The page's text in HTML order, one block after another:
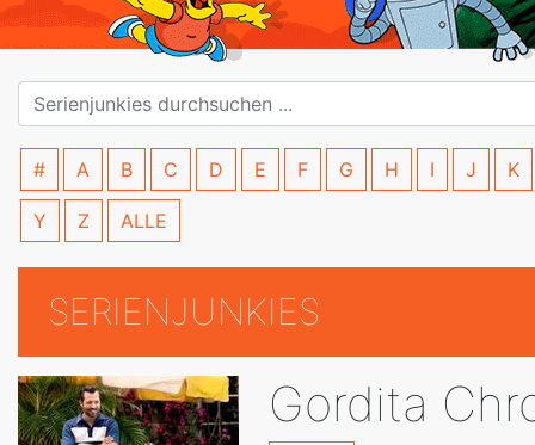
# A B C D E F G H I J K
Y Z ALLE
SERIENJUNKIES
Gordita